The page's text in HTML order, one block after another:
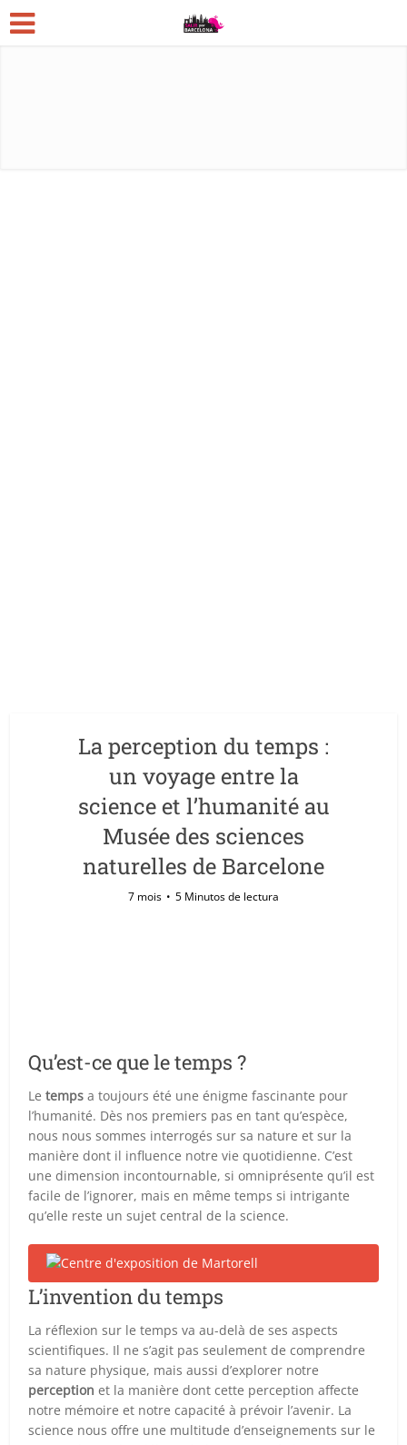
La perception du temps :
un voyage entre la
science et l’humanité au
Musée des sciences
naturelles de Barcelone
7 mois 5 Minutos de lectura
Qu’est-ce que le temps ?
Letemps a toujours été une énigme fascinante pour
l’humanité. Dès nos premiers pas en tant qu’espèce,
nous nous sommes interrogés sur sa nature et sur la
manière dont il influence notre vie quotidienne. C’est
une dimension incontournable, si omniprésente qu’il est
facile de l’ignorer, mais en même temps si intrigante
qu’elle reste un sujet central de la science.
L’invention du temps
La réflexion sur le temps va au-delà de ses aspects
scientifiques. Il ne s’agit pas seulement de comprendre
sa nature physique, mais aussi d’explorer notre
perception et la manière dont cette perception affecte
notre mémoire et notre capacité à prévoir l’avenir. La
science nous offre une multitude d’enseignements sur le